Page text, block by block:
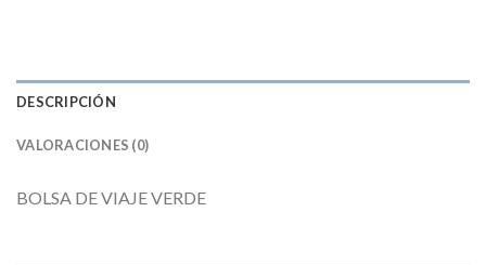
DESCRIPCIÓN
VALORACIONES (0)
BOLSA DE VIAJE VERDE